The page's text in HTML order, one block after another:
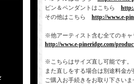
ピン＆ペンダントはこちら
その他はこちら http://www.e-
※他アーティスト含む全てのキ
http://www.e-pineridge.com/
※こちらはサイズ直し可能です
また直しをする場合は別途料金
ご購入お手続きをお取り下さいま